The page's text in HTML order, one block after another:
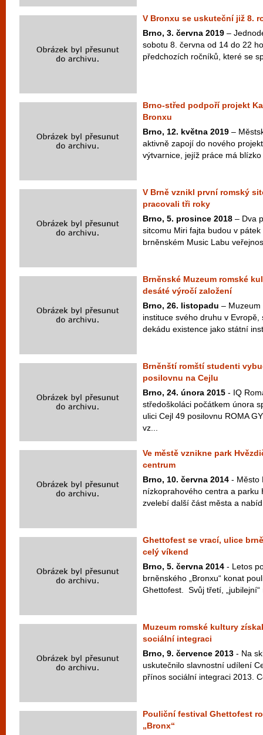
V Bronxu se uskuteční již 8.
Brno, 3. června 2019 –
sobotu 8. června od 14 do 22
předchozích ročníků, které se
Brno-střed podpoří projekt
Bronxu
Brno, 12. května 2019 –
aktivně zapojí do nového
výtvarnice, jejíž práce má
V Brně vznikl první romský
pracovali tři roky
Brno, 5. prosince 2018 – Dva
sitcomu Miri fajta budou v
brněnském Music Labu
Brněnské Muzeum romské
desáté výročí založení
Brno, 26. listopadu – Muzeum
instituce svého druhu v
dekádu existence jako státní
Brněnští romští studenti
posilovnu na Cejlu
Brno, 24. února 2015 - IQ
středoškoláci počátkem února
ulici Cejl 49 posilovnu ROMA
vz...
Ve městě vznikne park
centrum
Brno, 10. června 2014 - Město
nízkoprahového centra a parku
zvelebí další část města a
Ghettofest se vrací, ulice
celý víkend
Brno, 5. června 2014 - Letos
brněnského „Bronxu“ konat
Ghettofest. Svůj třetí, „jubilejní“
Muzeum romské kultury
sociální integraci
Brno, 9. července 2013 - Na
uskutečnilo slavnostní udílení
přínos sociální integraci 2013.
Pouliční festival Ghettofest
„Bronx“